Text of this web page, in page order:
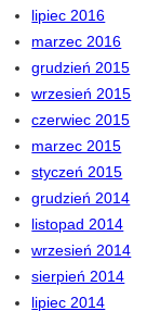
lipiec 2016
marzec 2016
grudzień 2015
wrzesień 2015
czerwiec 2015
marzec 2015
styczeń 2015
grudzień 2014
listopad 2014
wrzesień 2014
sierpień 2014
lipiec 2014